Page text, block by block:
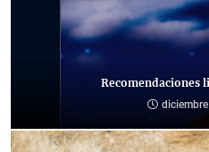
Recomendaciones